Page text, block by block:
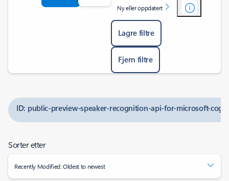
Ny eller oppdatert
Lagre filtre
Fjern filtre
ID: public-preview-speaker-recognition-api-for-microsoft-
Sorter etter
Recently Modified: Oldest to newest